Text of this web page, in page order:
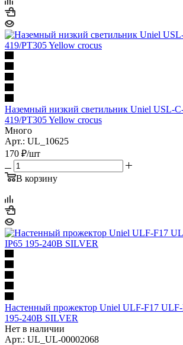
Наземный низкий светильник Uniel USL-
419/PT305 Yellow crocus
Много
Арт.: UL_10625
170 ₽/шт
В корзину
Настенный прожектор Uniel ULF-F17
195-240В SILVER
Нет в наличии
Арт.: UL_UL-00002068